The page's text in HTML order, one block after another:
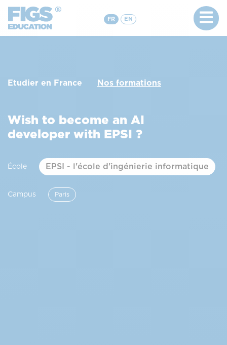
FR EN
Etudier en France Nos formations
Wish to become an AI
developer with EPSI ?
École EPSI - l'école d'ingénierie informatique
Campus Paris